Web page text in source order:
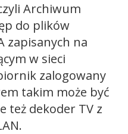
Archiwum
do plików
zapisanych na
w sieci
zalogowany
takim może być
też dekoder TV z